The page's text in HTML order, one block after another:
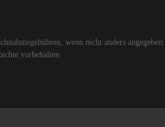
wenn nicht anders angegeben.
vorbehalten.